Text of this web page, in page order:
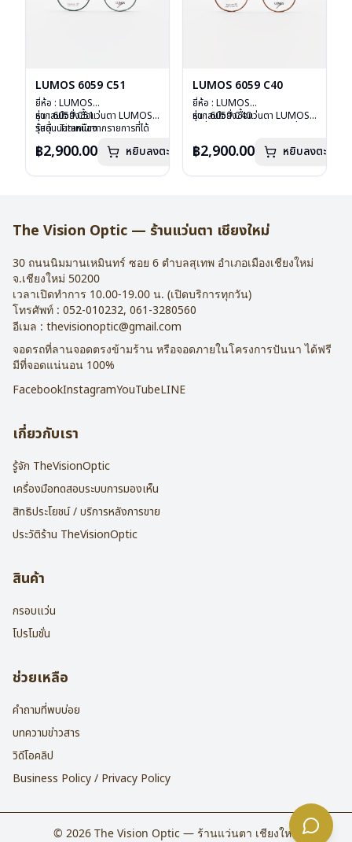
LUMOS 6059 C51
ยี่ห้อ : LUMOS
รุ่น : 6059 C51
วัสดุ : Titanium
บานพับ : ไม่มีสปริง
อุปกรณ์ : กล่องแว่น , ผ้าเช็ดแว่น
หากสนใจสั่งชื้อแว่นตา LUMOS
รุ่นอื่นนอกเหนือจากรายการที่ได้
฿2,900.00 หยิบลงตะกร้า
LUMOS 6059 C40
ยี่ห้อ : LUMOS
รุ่น : 6059 C40
บานพับ : ไม่มีสปริง
อุปกรณ์ : กล่องแว่น , ผ้าเช็ดแว่น
หากสนใจสั่งชื้อแว่นตา LUMOS
฿2,900.00 หยิบลงตะกร้า
The Vision Optic — ร้านแว่นตา เชียงใหม่
30 ถนนนิมมานเหมินทร์ ซอย 6 ตำบลสุเทพ อำเภอเมืองเชียงใหม่
จ.เชียงใหม่ 50200
เวลาเปิดทำการ 10.00-19.00 น. (เปิดบริการทุกวัน)
โทรศัพท์ : 052-010232, 061-3280560
อีเมล : thevisionoptic@gmail.com
จอดรถที่ลานจอดตรงข้ามร้าน หรือจอดภายในโครงการปันนา ได้ฟรี
มีที่จอดแน่นอน 100%
FacebookInstagramYouTubeLINE
เกี่ยวกับเรา
รู้จัก TheVisionOptic
เครื่องมือทดสอบระบบการมองเห็น
สิทธิประโยชน์ / บริการหลังการขาย
ประวัติร้าน TheVisionOptic
สินค้า
กรอบแว่น
โปรโมชั่น
ช่วยเหลือ
คำถามที่พบบ่อย
บทความข่าวสาร
วิดีโอคลิป
Business Policy / Privacy Policy
© 2026 The Vision Optic — ร้านแว่นตา เชียงใหม่